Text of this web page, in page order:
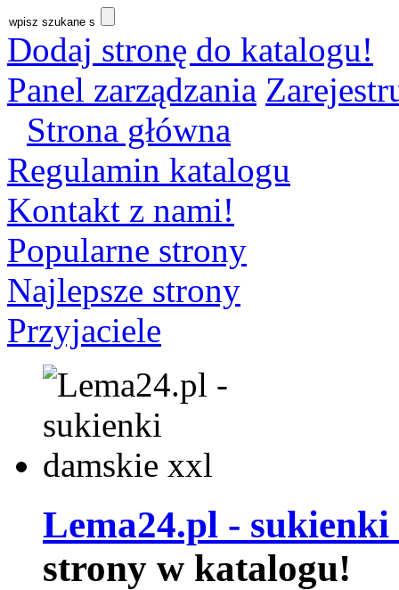
Dodaj stronę do katalogu!
Panel zarządzania
Strona główna
Regulamin katalogu
Kontakt z nami!
Popularne strony
Najlepsze strony
Przyjaciele
Lema24.pl -
strony w katalogu!